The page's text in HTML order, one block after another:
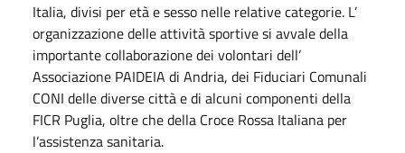
Italia, divisi per età e sesso nelle relative categorie. L’
organizzazione delle attività sportive si avvale della
importante collaborazione dei volontari dell’
Associazione PAIDEIA di Andria, dei Fiduciari Comunali
CONI delle diverse città e di alcuni componenti della
FICR Puglia, oltre che della Croce Rossa Italiana per
l’assistenza sanitaria.